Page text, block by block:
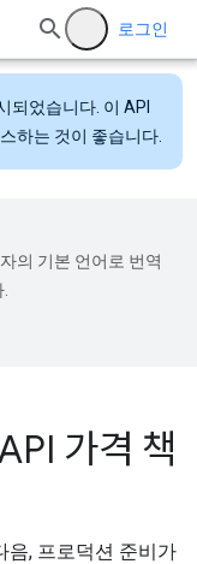
로그인
되었습니다. 이 API
하는 것이 좋습니다.
의 기본 언어로 번역
가격 책
음, 프로덕션 준비가